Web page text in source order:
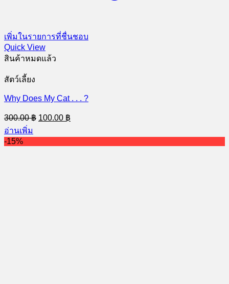
เพิ่มในรายการที่ชื่นชอบ
Quick View
สินค้าหมดแล้ว
สัตว์เลี้ยง
Why Does My Cat . . . ?
300.00฿ Original
price
300.00 ฿.
100.00 ฿
price
100.00 ฿.
อ่านเพิ่ม
-15%